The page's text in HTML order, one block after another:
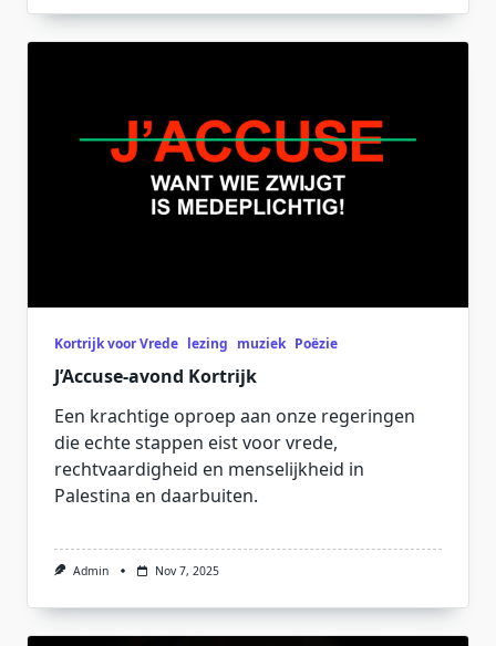
Kortrijk voor Vrede lezing muziek Poëzie
J’Accuse-avond Kortrijk
Een krachtige oproep aan onze regeringen
die echte stappen eist voor vrede,
rechtvaardigheid en menselijkheid in
Palestina en daarbuiten.
Admin Nov 7, 2025